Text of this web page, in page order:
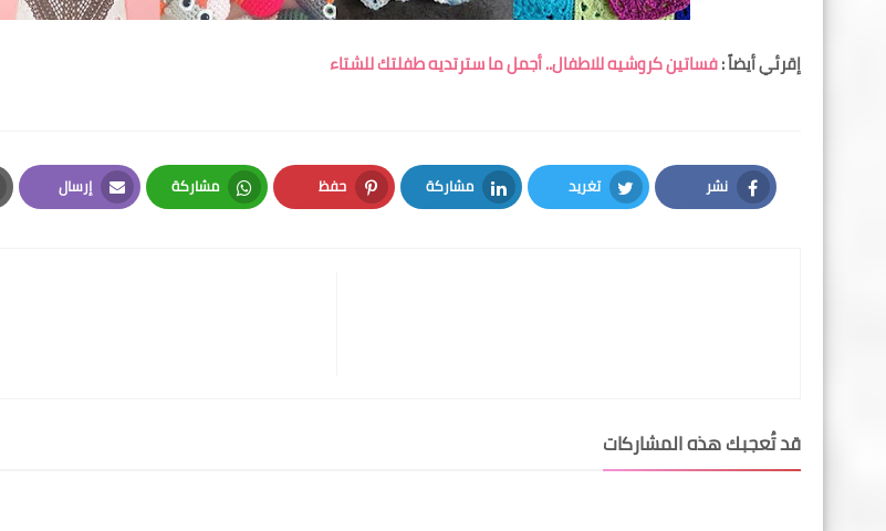
إقرئي أيضاً :فساتين كروشيه للاطفال.. أجمل ما سترتديه طفلتك للشتاء
نشر
Facebook
تغريد
Twitter
مشاركة
LinkedIn
حفظ
Pinterest
مشاركة
Whatsapp
إرسال
Email
قد تُعجبك هذه المشاركات